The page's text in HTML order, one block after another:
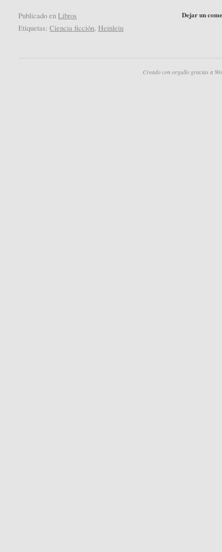
Dejar un
Publicado en Libros
Etiquetas: Ciencia ficción, Heinlein
Creado con orgullo gracias a